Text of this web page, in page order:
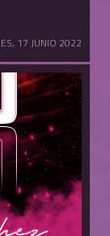
17 JUNIO 2022